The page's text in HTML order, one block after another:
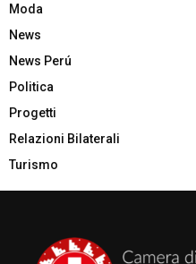
Moda
News
News Perú
Politica
Progetti
Relazioni Bilaterali
Turismo